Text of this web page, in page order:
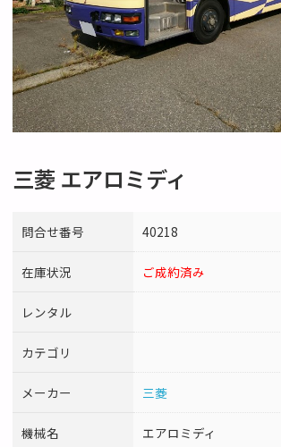
三菱 エアロミディ
問合せ番号 40218
在庫状況 ご成約済み
レンタル
カテゴリ
メーカー 三菱
機械名 エアロミディ